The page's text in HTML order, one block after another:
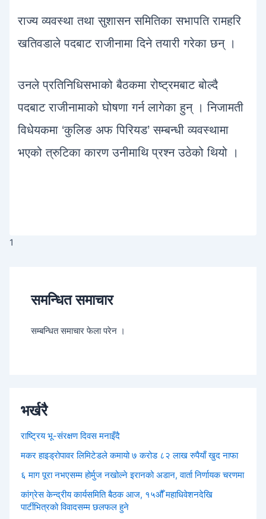
c
e
o
o
k
s
s
n
g
er
at
s
p
p
ar
e
राज्य व्यवस्था तथा सुशासन समितिका सभापति रामहरि
खतिवडाले पदबाट राजीनामा दिने तयारी गरेका छन् ।
उनले प्रतिनिधिसभाको बैठकमा रोष्ट्रमबाट बोल्दै
पदबाट राजीनामाको घोषणा गर्न लागेका हुन् । निजामती
विधेयकमा ‘कुलिङ अफ पिरियड’ सम्बन्धी व्यवस्थामा
भएको त्रुटिका कारण उनीमाथि प्रश्न उठेको थियो ।
1
समन्धित समाचार
सम्बन्धित समाचार फेला परेन ।
भर्खरै
राष्ट्रिय भू-संरक्षण दिवस मनाइँदै
मकर हाइड्रोपावर लिमिटेडले कमायो ७ करोड ८२ लाख रुपैयाँ खुद नाफा
६ माग पूरा नभएसम्म होर्मुज नखोल्ने इरानको अडान, वार्ता निर्णायक चरणमा
कांग्रेस केन्द्रीय कार्यसमिति बैठक आज, १५औँ महाधिवेशनदेखि
पार्टीभित्रको विवादसम्म छलफल हुने